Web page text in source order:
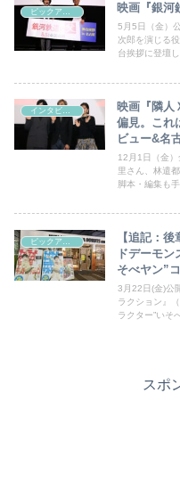
ピックアップシネマ 映画『銀河
5月5日（金）
次郎を演じる
台挨拶に登壇し
インタビュー
映画『隣人
偏見。これ
ビュー&名
12月1日（金
里さん、林遣
脚本・編集も
ピックアップシネマ
【追記：
ドデーモ
そべヤン”
3月22日(金)公
ラクション』
ラクター”いそ
スポ